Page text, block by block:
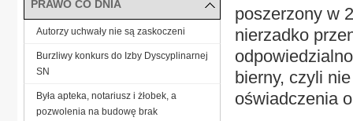
poszerzony w
nierzadko
bierny, czyli
oświadczenia
PRAWO CO DNIA
Autorzy uchwały nie są zaskoczeni
Burzliwy konkurs do Izby Dyscyplinarnej
SN
Była apteka, notariusz i żłobek, a
pozwolenia na budowę brak